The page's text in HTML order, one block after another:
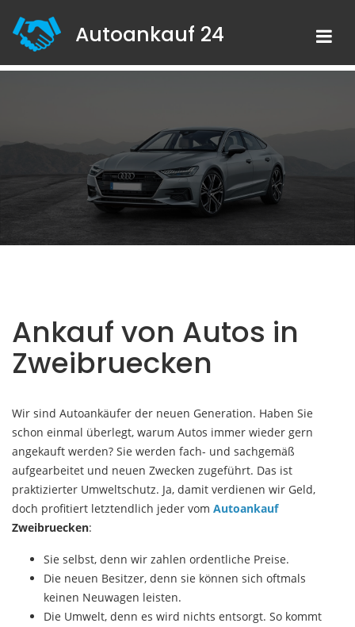
Autoankauf 24
Ankauf von Autos in
Zweibruecken
Wir sind Autoankäufer der neuen Generation. Haben Sie
schon einmal überlegt, warum Autos immer wieder gern
angekauft werden? Sie werden fach- und sachgemäß
aufgearbeitet und neuen Zwecken zugeführt. Das ist
praktizierter Umweltschutz. Ja, damit verdienen wir Geld,
doch profitiert letztendlich jeder vom Autoankauf
Zweibruecken:
Sie selbst, denn wir zahlen ordentliche Preise.
Die neuen Besitzer, denn sie können sich oftmals
keinen Neuwagen leisten.
Die Umwelt, denn es wird nichts entsorgt. So kommt